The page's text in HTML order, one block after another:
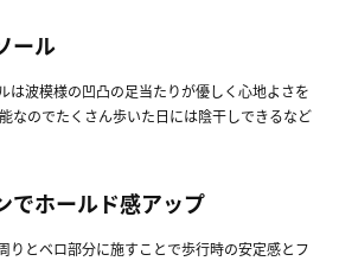
ール
は波模様の凹凸の足当たりが優しく心地よさを
なのでたくさん歩いた日には陰干しできるなど
でホールド感アップ
りとベロ部分に施すことで歩行時の安定感とフ